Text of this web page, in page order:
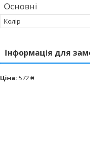
Основні
Колір
Інформація для
Ціна: 572 ₴